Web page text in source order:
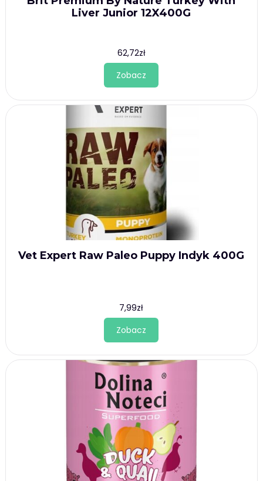
Liver Junior 12X400G
62,72zł
Zobacz
Vet Expert Raw Paleo Puppy Indyk 400G
7,99zł
Zobacz